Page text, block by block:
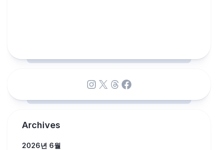
Instagram
X Threads
Facebook
Archives
2026년 6월